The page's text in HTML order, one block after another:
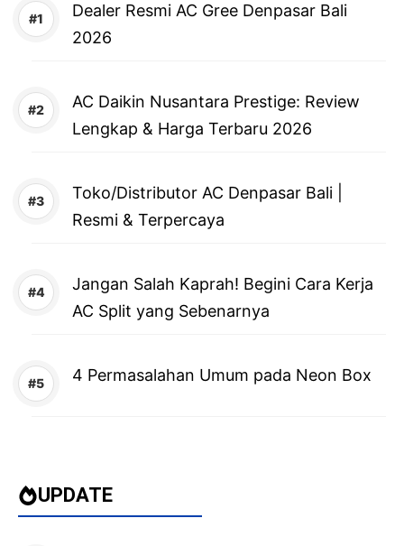
Dealer Resmi AC Gree Denpasar Bali
2026
AC Daikin Nusantara Prestige: Review
Lengkap & Harga Terbaru 2026
Toko/Distributor AC Denpasar Bali |
Resmi & Terpercaya
Jangan Salah Kaprah! Begini Cara Kerja
AC Split yang Sebenarnya
4 Permasalahan Umum pada Neon Box
UPDATE